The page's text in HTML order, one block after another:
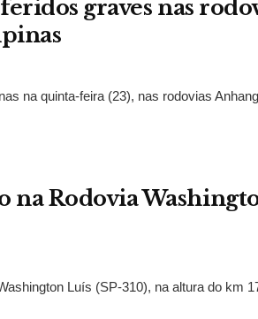
graves nas
na quinta-feira (23), nas rodovias
Rodovia
Luís (SP-310), na altura do km